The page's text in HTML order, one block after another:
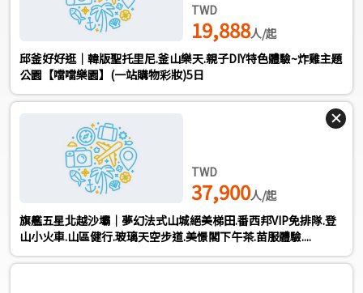
TWD
19,888人/起
邱釜好好逛｜韓版聖托里尼.釜山樂天.親子DIY特色體驗~炸雞主題
公園【噹噹樂園】(一站購物彩妝)5日
TWD
37,900人/起
旗艦五星北越沙壩｜夢幻法式山城絕美梯田.番西邦VIP免排隊.登
山小火車.山區健行.玻璃天空步道.美憬閣下午茶.苗服體驗....